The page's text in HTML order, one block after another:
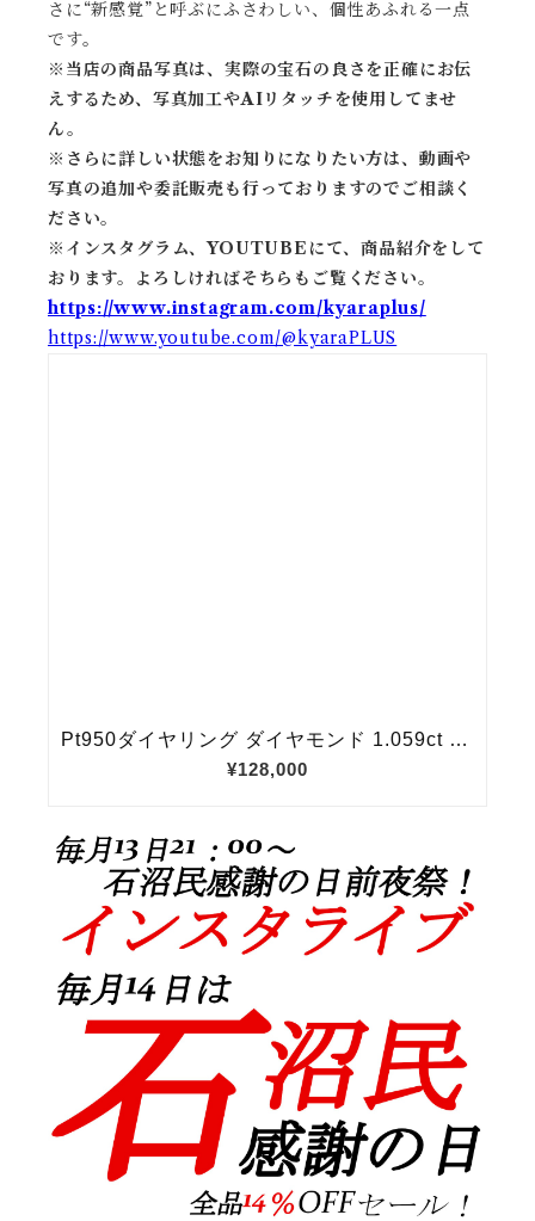
さに“新感覚”と呼ぶにふさわしい、個性あふれる一点
です。
※当店の商品写真は、実際の宝石の良さを正確にお伝
えするため、写真加工やAIリタッチを使用してませ
ん。
※ さらに詳しい状態をお知りになりたい方は、動画や
写真の追加や委託販売も行っておりますのでご相談く
ださい。
※ インスタグラム、YOUTUBEにて、商品紹介をして
おります。よろしければそちらもご覧ください。
https://www.instagram.com/kyaraplus/
https://www.youtube.com/@kyaraPLUS